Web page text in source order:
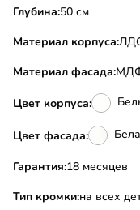
Глубина:50 см
Материал корпуса:
Материал фасада:
Цвет корпуса:
Цвет фасада:
Гарантия:18 месяцев
Тип кромки:на всех